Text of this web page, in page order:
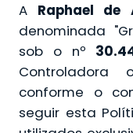
A Raphael de
denominada
sob o nº
Controladora
conforme o
seguir esta